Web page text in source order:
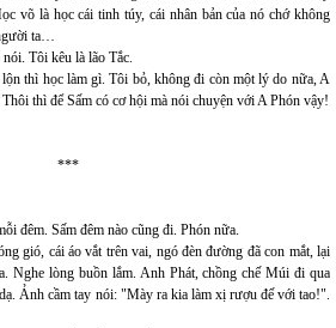
võ là học cái tinh túy, cái nhân bản của nó chớ không
ta…
Tôi kêu là lão Tắc.
thì học làm gì. Tôi bỏ, không đi còn một lý do nữa, A
thì để Sấm có cơ hội mà nói chuyện với A Phón vậy!
***
đêm. Sấm đêm nào cũng đi. Phón nữa.
gió, cái áo vắt trên vai, ngó đèn đường đã con mắt, lại
Nghe lòng buồn lắm. Anh Phát, chồng chế Múi đi qua
Ảnh cầm tay nói: "Mày ra kia làm xị rượu đế với tao!".